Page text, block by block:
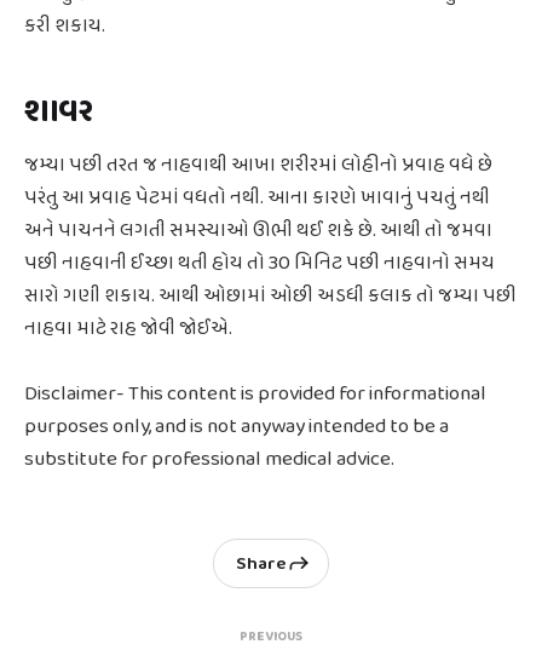
કરી શકાય.
શાવર
જમ્યા પછી તરત જ નાહવાથી આખા શરીરમાં લોહીનો પ્રવાહ વધે છે
પરંતુ આ પ્રવાહ પેટમાં વધતો નથી. આના કારણે ખાવાનું પચતું નથી
અને પાચનને લગતી સમસ્યાઓ ઊભી થઈ શકે છે. આથી તો જમવા
પછી નાહવાની ઈચ્છા થતી હોય તો 30 મિનિટ પછી નાહવાનો સમય
સારો ગણી શકાય. આથી ઓછામાં ઓછી અડધી કલાક તો જમ્યા પછી
નાહવા માટે રાહ જોવી જોઈએ.
Disclaimer- This content is provided for informational
purposes only, and is not anyway intended to be a
substitute for professional medical advice.
PREVIOUS
Share